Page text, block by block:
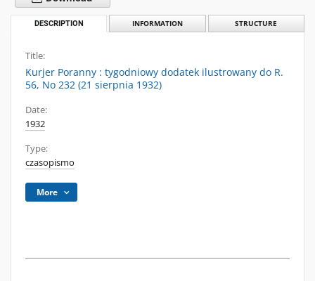
DESCRIPTION INFORMATION STRUCTURE
Title:
Kurjer Poranny : tygodniowy dodatek ilustrowany do R.
56, No 232 (21 sierpnia 1932)
Date:
1932
Type:
czasopismo
More